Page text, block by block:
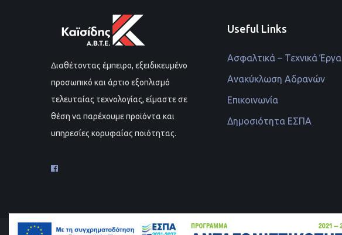
Διαθέτοντας έμπειρο, εξειδικευμένο
προσωπικό και άρτιο εξοπλισμό
τελευταίας τεχνολογίας, είμαστε σε
θέση να παρέχουμε προϊόντα και
υπηρεσίες κορυφαίας ποιότητας.
Useful Links
Ασφαλτικά – Τεχνικά Έργα
Ανακύκλωση Αδρανών
Επικοινωνία
Δημοσιότητα ΕΣΠΑ
© Kaisidis.gr Al rights reserved